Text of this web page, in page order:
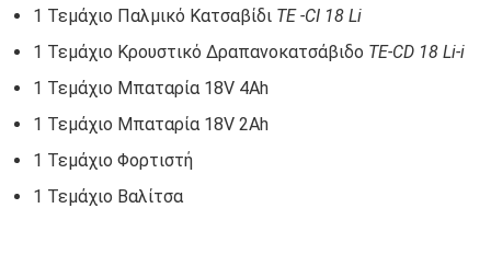
1 Τεμάχιο Παλμικό Κατσαβίδι TE -CI 18 Li
1 Τεμάχιο Κρουστικό Δραπανοκατσάβιδο TE-CD 18 Li-i
1 Τεμάχιο Μπαταρία 18V 4Ah
1 Τεμάχιο Μπαταρία 18V 2Ah
1 Τεμάχιο Φορτιστή
1 Τεμάχιο Βαλίτσα